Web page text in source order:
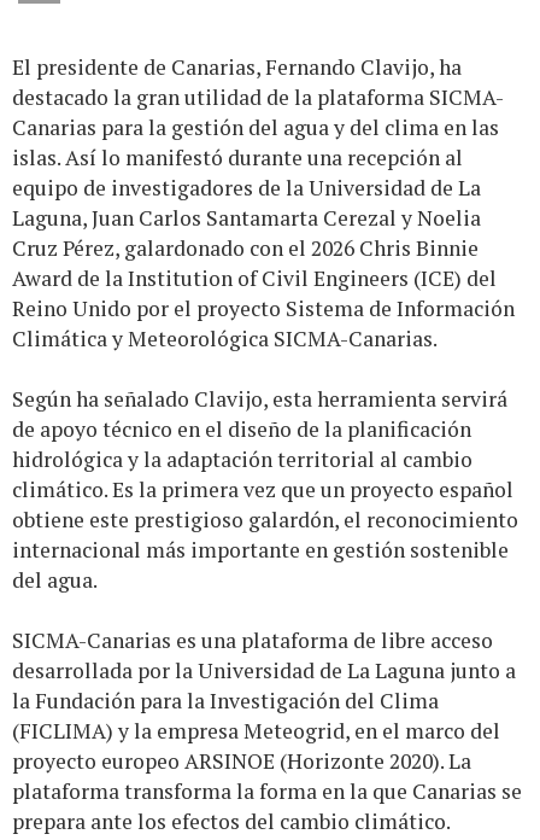
El presidente de Canarias, Fernando Clavijo, ha
destacado la gran utilidad de la plataforma SICMA-
Canarias para la gestión del agua y del clima en las
islas. Así lo manifestó durante una recepción al
equipo de investigadores de la Universidad de La
Laguna, Juan Carlos Santamarta Cerezal y Noelia
Cruz Pérez, galardonado con el 2026 Chris Binnie
Award de la Institution of Civil Engineers (ICE) del
Reino Unido por el proyecto Sistema de Información
Climática y Meteorológica SICMA-Canarias.
Según ha señalado Clavijo, esta herramienta servirá
de apoyo técnico en el diseño de la planificación
hidrológica y la adaptación territorial al cambio
climático. Es la primera vez que un proyecto español
obtiene este prestigioso galardón, el reconocimiento
internacional más importante en gestión sostenible
del agua.
SICMA-Canarias es una plataforma de libre acceso
desarrollada por la Universidad de La Laguna junto a
la Fundación para la Investigación del Clima
(FICLIMA) y la empresa Meteogrid, en el marco del
proyecto europeo ARSINOE (Horizonte 2020). La
plataforma transforma la forma en la que Canarias se
prepara ante los efectos del cambio climático.